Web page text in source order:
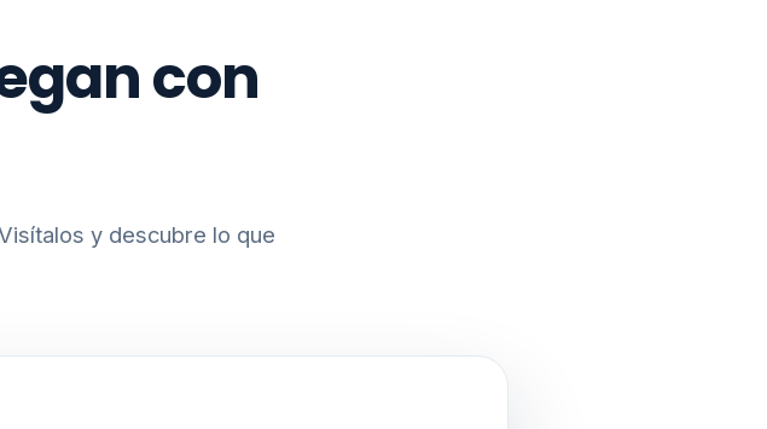
con
y descubre lo que